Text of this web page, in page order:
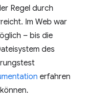
Regel durch
Im Web war
– bis die
des
erfahren